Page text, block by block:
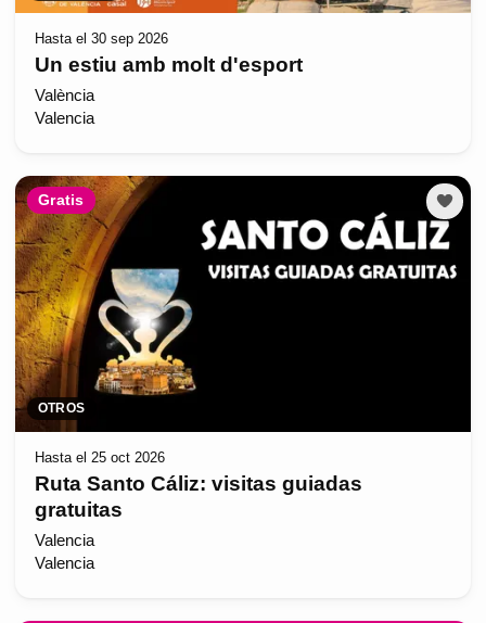
Hasta el 30 sep 2026
Un estiu amb molt d'esport
València
Valencia
Gratis
OTROS
Hasta el 25 oct 2026
Ruta Santo Cáliz: visitas guiadas
gratuitas
Valencia
Valencia